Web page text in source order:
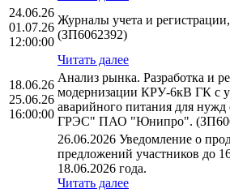
24.06.26
01.07.26
12:00:00
Журналы учета и
(ЗП6062392)
Читать далее
18.06.26
25.06.26
16:00:00
Анализ рынка. Разработка и
модернизации КРУ-6кВ ГК с
аварийного питания для
ГРЭС" ПАО "Юнипро".
26.06.2026 Уведомление о
предложений участников до
18.06.2026 года.
Читать далее